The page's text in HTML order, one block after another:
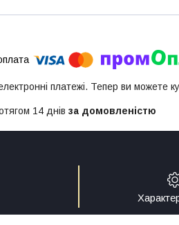
платежі. Тепер ви
14 днів за домовленістю